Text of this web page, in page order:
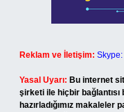
Reklam ve İletişim:
Yasal Uyarı: Bu internet
şirketi ile hiçbir bağlantısı
hazırladığımız